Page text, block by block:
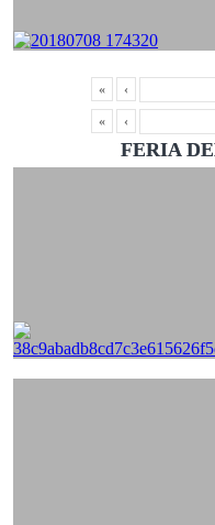
« ‹
« ‹
FERIA